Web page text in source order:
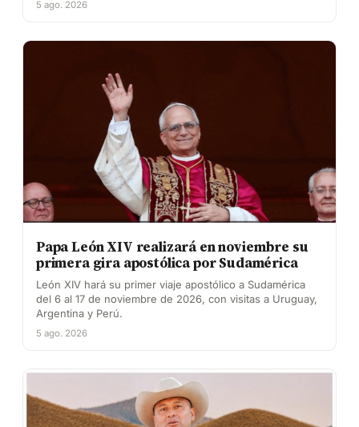
5 ago. 2026
Papa León XIV realizará en noviembre su
primera gira apostólica por Sudamérica
León XIV hará su primer viaje apostólico a Sudamérica
del 6 al 17 de noviembre de 2026, con visitas a Uruguay,
Argentina y Perú.
5 ago. 2026